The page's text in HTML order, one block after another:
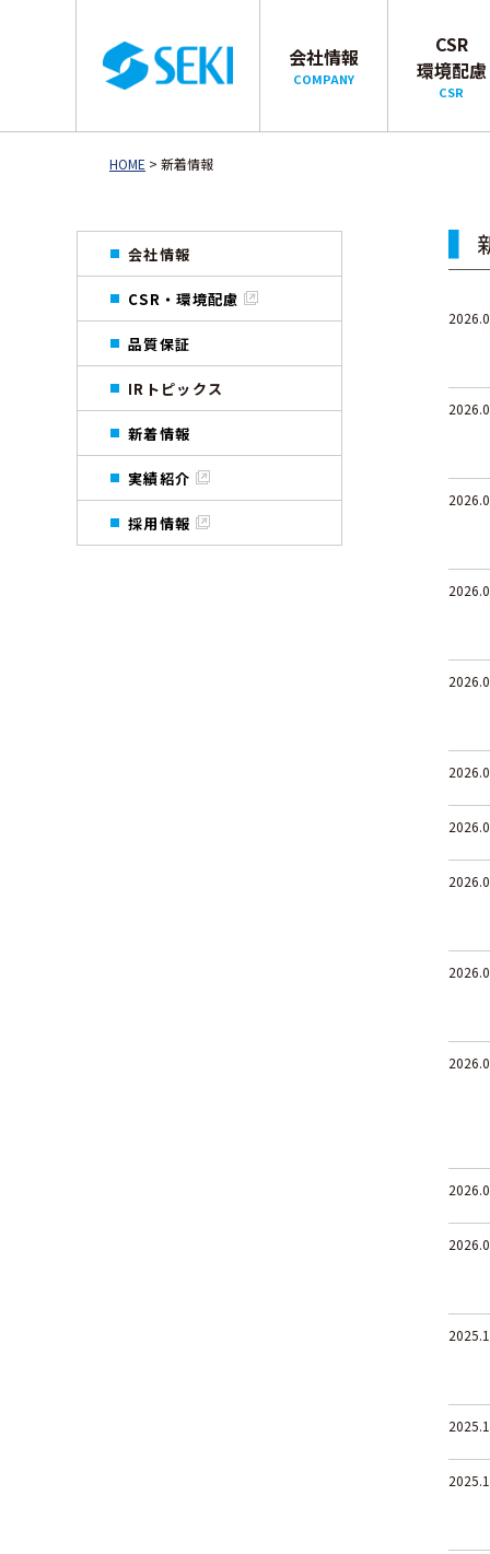
会社情報
COMPANY
CSR
環境配慮
CSR
HOME > 新着情報
会社情報
CSR・環境配慮
品質保証
IRトピックス
新着情報
実績紹介
採用情報